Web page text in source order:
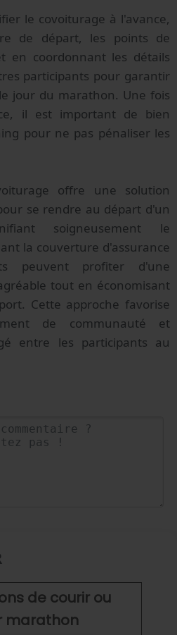
le covoiturage à l'avance,
de départ, les points de
en coordonnant les détails
participants pour garantir
jour du marathon. Une fois
il est important de bien
pour ne pas pénaliser les
offre une solution
se rendre au départ d'un
soigneusement le
la couverture d'assurance
peuvent profiter d'une
tout en économisant
Cette approche favorise
de communauté et
entre les participants au
de courir ou
marathon